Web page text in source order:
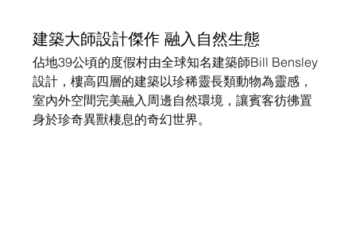
建築大師設計傑作 融入自然生態
佔地39公頃的度假村由全球知名建築師Bill Bensley
設計，樓高四層的建築以珍稀靈長類動物為靈感，
室內外空間完美融入周邊自然環境，讓賓客彷彿置
身於珍奇異獸棲息的奇幻世界。